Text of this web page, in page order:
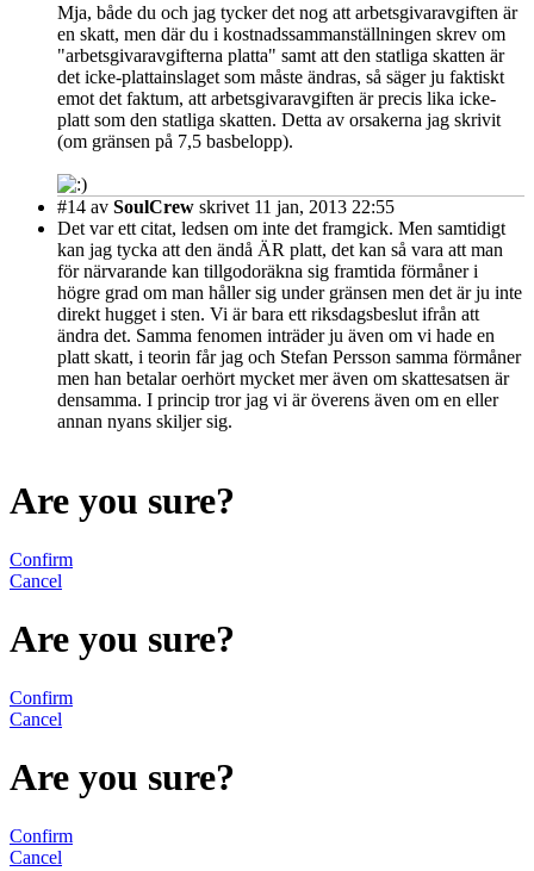
Mja, både du och jag tycker det nog att arbetsgivaravgiften är
en skatt, men där du i kostnadssammanställningen skrev om
"arbetsgivaravgifterna platta" samt att den statliga skatten är
det icke-plattainslaget som måste ändras, så säger ju faktiskt
emot det faktum, att arbetsgivaravgiften är precis lika icke-
platt som den statliga skatten. Detta av orsakerna jag skrivit
(om gränsen på 7,5 basbelopp).
#14 av SoulCrew skrivet 11 jan, 2013 22:55
Det var ett citat, ledsen om inte det framgick. Men samtidigt
kan jag tycka att den ändå ÄR platt, det kan så vara att man
för närvarande kan tillgodoräkna sig framtida förmåner i
högre grad om man håller sig under gränsen men det är ju inte
direkt hugget i sten. Vi är bara ett riksdagsbeslut ifrån att
ändra det. Samma fenomen inträder ju även om vi hade en
platt skatt, i teorin får jag och Stefan Persson samma förmåner
men han betalar oerhört mycket mer även om skattesatsen är
densamma. I princip tror jag vi är överens även om en eller
annan nyans skiljer sig.
Are you sure?
Confirm
Cancel
Are you sure?
Confirm
Cancel
Are you sure?
Confirm
Cancel